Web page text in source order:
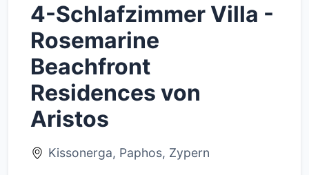
4-Schlafzimmer Villa -
Rosemarine
Beachfront
Residences von
Aristos
Kissonerga, Paphos, Zypern